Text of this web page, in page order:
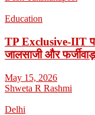
Education
TP Exclusive-IIT
जालसाजी और
May 15, 2026
Shweta R Rashmi
Delhi